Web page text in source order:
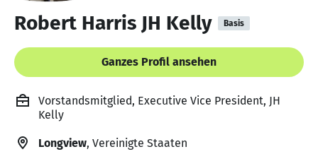
Robert Harris JH Kelly Basis
Ganzes Profil ansehen
Vorstandsmitglied, Executive Vice President, JH
Kelly
Longview, Vereinigte Staaten